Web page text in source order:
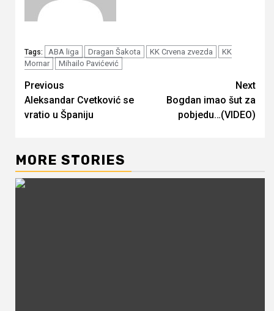
Tags: ABA liga Dragan Šakota KK Crvena zvezda
KK
Mornar
Mihailo Pavićević
Continue
Reading
Previous
Aleksandar Cvetković se
vratio u Španiju
Next
Bogdan imao šut za
pobjedu…(VIDEO)
MORE STORIES